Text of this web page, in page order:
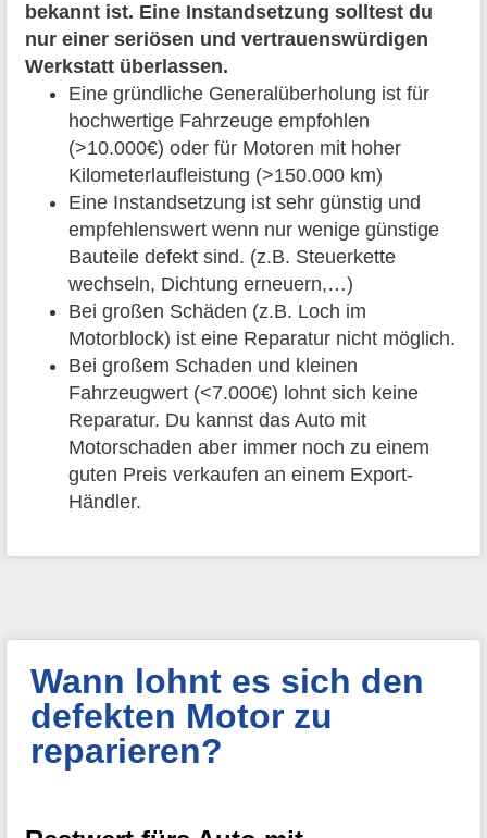
bekannt ist. Eine Instandsetzung solltest du
nur einer seriösen und vertrauenswürdigen
Werkstatt überlassen.
Eine gründliche Generalüberholung ist für
hochwertige Fahrzeuge empfohlen
(>10.000€) oder für Motoren mit hoher
Kilometerlaufleistung (>150.000 km)
Eine Instandsetzung ist sehr günstig und
empfehlenswert wenn nur wenige günstige
Bauteile defekt sind. (z.B. Steuerkette
wechseln, Dichtung erneuern,…)
Bei großen Schäden (z.B. Loch im
Motorblock) ist eine Reparatur nicht möglich.
Bei großem Schaden und kleinen
Fahrzeugwert (<7.000€) lohnt sich keine
Reparatur. Du kannst das Auto mit
Motorschaden aber immer noch zu einem
guten Preis verkaufen an einem Export-
Händler.
Wann lohnt es sich den
defekten Motor zu
reparieren?